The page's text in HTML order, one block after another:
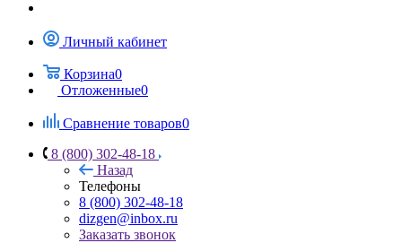
Личный кабинет
Корзина0
Отложенные0
Сравнение товаров0
8 (800) 302-48-18
Назад
Телефоны
8 (800) 302-48-18
dizgen@inbox.ru
Заказать звонок